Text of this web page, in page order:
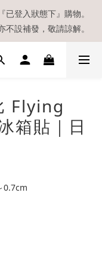
的所有貨品都需要訂
登入狀態下』購物。
設補發，敬請諒解。
寄出後，本店只會以電
外的所有貨品都需要訂
Flying
箱貼｜日
0.7cm